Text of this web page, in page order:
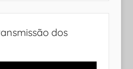
dos